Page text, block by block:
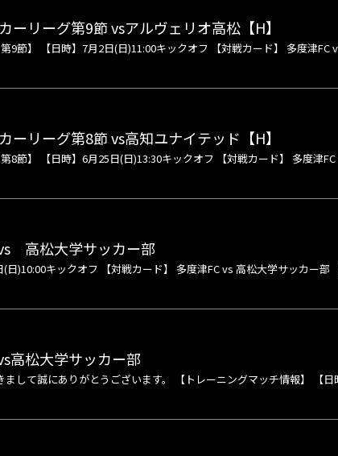
ーリーグ第9節 vsアルヴェリオ高松【H】
9節】 【日時】7月2日(日)11:00キックオフ 【対戦カード】 多度津
ーリーグ第8節 vs高知ユナイテッド【H】
8節】 【日時】6月25日(日)13:30キックオフ 【対戦カード】 多度津
高松大学サッカー部
日)10:00キックオフ 【対戦カード】 多度津FC vs 高松大学サッカー部
高松大学サッカー部
して誠にありがとうございます。 【トレーニングマッチ情報】 【日